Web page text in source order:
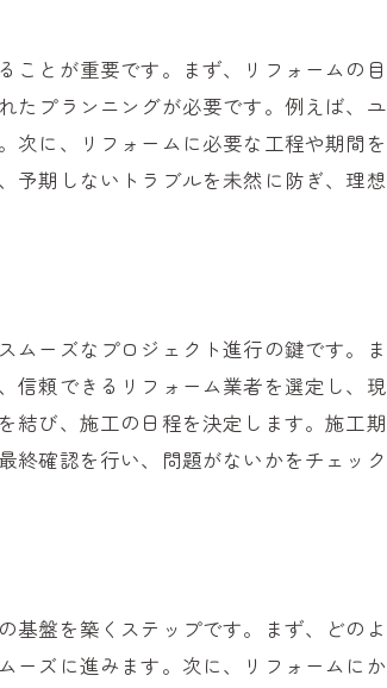
ームプロジェクトから得た学び
に対応したカスタマイズ事例
功を収めたリフォームの秘訣
ドバックを反映した改善策
癒すためのバスタイムの重要性
の機能がもたらす心理的効果
イムを実現するためのテクノロジー
めるユニットバスの選び方
ォーム業者を選ぶ際のチェックポイント
者を見極めるための基準
ことが重要です。まず、リフォームの
たプランニングが必要です。例えば、
に、リフォームに必要な工程や期間
予期しないトラブルを未然に防ぎ、理
ーズなプロジェクト進行の鍵です。
信頼できるリフォーム業者を選定し、
結び、施工の日程を決定します。施工
終確認を行い、問題がないかをチェッ
基盤を築くステップです。まず、どの
ーズに進みます。次に、リフォームに